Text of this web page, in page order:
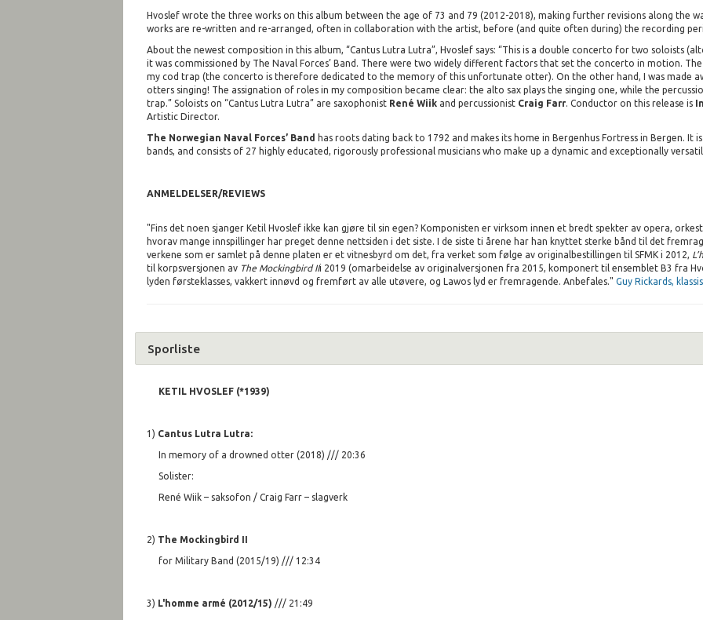
Hvoslef wrote the three works on this album between the age of 73 and 79 (2012-2018), making further revisions along the
works are re-written and re-arranged, often in collaboration with the artist, before (and quite often during) the recording
About the newest composition in this album, “Cantus Lutra Lutra”, Hvoslef says: “This is a double concerto for two soloists
it was commissioned by The Naval Forces’ Band. There were two widely different factors that set the concerto in motion.
my cod trap (the concerto is therefore dedicated to the memory of this unfortunate otter). On the other hand, I was made
otters singing! The assignation of roles in my composition became clear: the alto sax plays the singing one, while the
trap.” Soloists on “Cantus Lutra Lutra” are saxophonist René Wiik and percussionist Craig Farr. Conductor on this release is
Artistic Director.
The Norwegian Naval Forces’ Band has roots dating back to 1792 and makes its home in Bergenhus Fortress in Bergen. It
bands, and consists of 27 highly educated, rigorously professional musicians who make up a dynamic and exceptionally
ANMELDELSER/REVIEWS
"Fins det noen sjanger Ketil Hvoslef ikke kan gjøre til sin egen? Komponisten er virksom innen et bredt spekter av opera,
hvorav mange innspillinger har preget denne nettsiden i det siste. I de siste ti årene har han knyttet sterke bånd til det
verkene som er samlet på denne platen er et vitnesbyrd om det, fra verket som følge av originalbestillingen til SFMK i 2012,
til korpsversjonen av The Mockingbird IIi 2019 (omarbeidelse av originalversjonen fra 2015, komponert til ensemblet B3 fra
lyden førsteklasses, vakkert innøvd og fremført av alle utøvere, og Lawos lyd er fremragende. Anbefales." Guy Rickards,
Sporliste
KETIL HVOSLEF (*1939)
1) Cantus Lutra Lutra:
In memory of a drowned otter (2018) /// 20:36
Solister:
René Wiik – saksofon / Craig Farr – slagverk
2) The Mockingbird II
for Military Band (2015/19) /// 12:34
3) L'homme armé (2012/15) /// 21:49